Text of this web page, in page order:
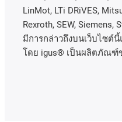
LinMot, LTi DRiVES,
Rexroth, SEW,
มีการกล่าวถึงบนเว็บไซต์
โดย igus® เป็นผลิตภัณฑ์ข